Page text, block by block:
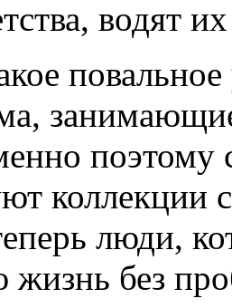
водят
повальное
поэтому
коллекции
люди,
без